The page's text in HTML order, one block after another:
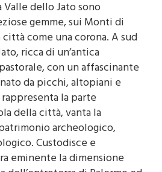
dello Jato sono
gemme, sui Monti di
come una corona. A sud
ricca di un’antica
con un affascinante
da picchi, altopiani e
rappresenta la parte
della città, vanta la
archeologico,
Custodisce e
eminente la dimensione